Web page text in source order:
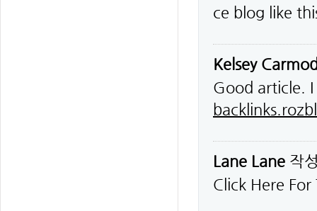
ce blog like
Kelsey
Good article.
Lane Lane 작
Click Here For